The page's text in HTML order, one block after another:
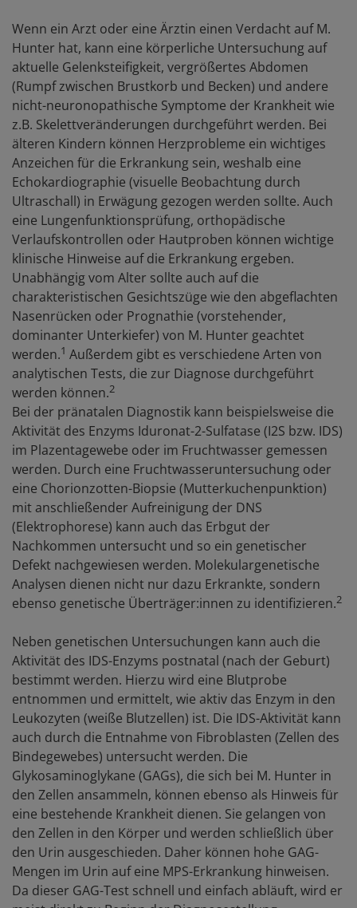
Wenn ein Arzt oder eine Ärztin einen Verdacht auf M.
Hunter hat, kann eine körperliche Untersuchung auf
aktuelle Gelenksteifigkeit, vergrößertes Abdomen
(Rumpf zwischen Brustkorb und Becken) und andere
nicht-neuronopathische Symptome der Krankheit wie
z.B. Skelettveränderungen durchgeführt werden. Bei
älteren Kindern können Herzprobleme ein wichtiges
Anzeichen für die Erkrankung sein, weshalb eine
Echokardiographie (visuelle Beobachtung durch
Ultraschall) in Erwägung gezogen werden sollte. Auch
eine Lungenfunktionsprüfung, orthopädische
Verlaufskontrollen oder Hautproben können wichtige
klinische Hinweise auf die Erkrankung ergeben.
Unabhängig vom Alter sollte auch auf die
charakteristischen Gesichtszüge wie den abgeflachten
Nasenrücken oder Prognathie (vorstehender,
dominanter Unterkiefer) von M. Hunter geachtet
werden.1 Außerdem gibt es verschiedene Arten von
analytischen Tests, die zur Diagnose durchgeführt
werden können.2
Bei der pränatalen Diagnostik kann beispielsweise die
Aktivität des Enzyms Iduronat-2-Sulfatase (I2S bzw. IDS)
im Plazentagewebe oder im Fruchtwasser gemessen
werden. Durch eine Fruchtwasseruntersuchung oder
eine Chorionzotten-Biopsie (Mutterkuchenpunktion)
mit anschließender Aufreinigung der DNS
(Elektrophorese) kann auch das Erbgut der
Nachkommen untersucht und so ein genetischer
Defekt nachgewiesen werden. Molekulargenetische
Analysen dienen nicht nur dazu Erkrankte, sondern
ebenso genetische Überträger:innen zu identifizieren.2
Neben genetischen Untersuchungen kann auch die
Aktivität des IDS-Enzyms postnatal (nach der Geburt)
bestimmt werden. Hierzu wird eine Blutprobe
entnommen und ermittelt, wie aktiv das Enzym in den
Leukozyten (weiße Blutzellen) ist. Die IDS-Aktivität kann
auch durch die Entnahme von Fibroblasten (Zellen des
Bindegewebes) untersucht werden. Die
Glykosaminoglykane (GAGs), die sich bei M. Hunter in
den Zellen ansammeln, können ebenso als Hinweis für
eine bestehende Krankheit dienen. Sie gelangen von
den Zellen in den Körper und werden schließlich über
den Urin ausgeschieden. Daher können hohe GAG-
Mengen im Urin auf eine MPS-Erkrankung hinweisen.
Da dieser GAG-Test schnell und einfach abläuft, wird er